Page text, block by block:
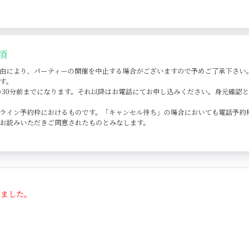
より、パーティーの開催を中止する場合がございますので予めご了承下さ
。
分前までになります。それ以降はお電話にてお申し込みください。身元確認
ン予約枠におけるものです。「キャンセル待ち」の場合においても電話予約
みいただきご同意されたものとみなします。
した。